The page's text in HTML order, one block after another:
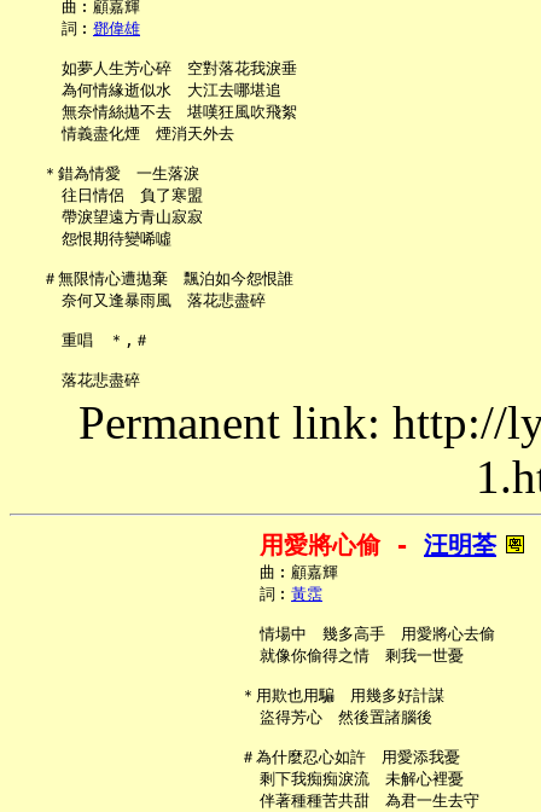
     曲︰顧嘉輝
     詞︰
鄧偉雄
     如夢人生芳心碎　空對落花我淚垂
     為何情緣逝似水　大江去哪堪追
     無奈情絲拋不去　堪嘆狂風吹飛絮
     情義盡化煙　煙消天外去
   ＊錯為情愛　一生落淚
     往日情侶　負了寒盟
     帶淚望遠方青山寂寂
     怨恨期待變唏噓
   ＃無限情心遭拋棄　飄泊如今怨恨誰
     奈何又逢暴雨風　落花悲盡碎
     重唱　＊,＃
Permanent link: http://
用愛將心偷 - 汪明荃
     曲︰顧嘉輝
     詞︰
黃霑
     情場中　幾多高手　用愛將心去偷
     就像你偷得之情　剩我一世憂
   ＊用欺也用騙　用幾多好計謀
     盜得芳心　然後置諸腦後
   ＃為什麼忍心如許　用愛添我憂
     剩下我痴痴淚流　未解心裡憂
     伴著種種苦共甜　為君一生去守